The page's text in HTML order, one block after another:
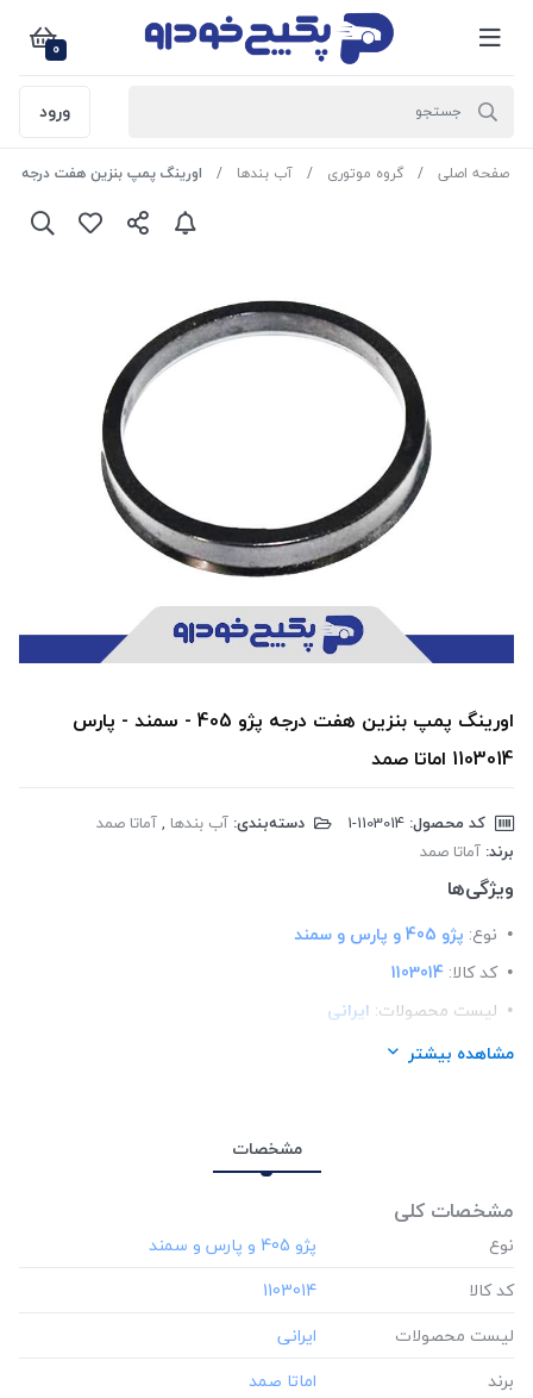
0
ورود
صفحه اصلی گروه موتوری آب بندها اورینگ پمپ بنزین هفت درجه پژو 405 - سمند - پارس 1103014 اماتا
اورینگ پمپ بنزین هفت درجه پژو 405 - سمند - پارس
1103014 اماتا صمد
کد محصول: دسته‌بندی: آب بندها ,آماتا صمد
برند: آماتا صمد
ویژگی‌ها
نوع: پژو 405 و پارس و سمند
کد کالا: 1103014
لیست محصولات: ایرانی
برند:اماتا صمد
مشاهده بیشتر
مشخصات
مشخصات کلی
نوع
کد کالا
‎1103014
لیست محصولات
برند